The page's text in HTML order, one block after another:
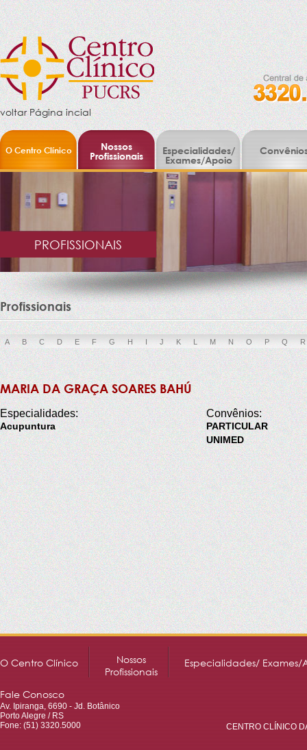
voltar Página incial
O Centro Clínico
Nossos
Profissionais
Especialidades/
Exames/Apoio
PROFISSIONAIS
Profissionais
A B C D E F G H I J K L M N O P Q R
MARIA DA GRAÇA SOARES BAHÚ
Especialidades:
Acupuntura
Convênios:
PARTICULAR
UNIMED
O Centro Clínico
Nossos
Profissionais
Especialidades/ Exames/
Fale Conosco
Av. Ipiranga, 6690 - Jd. Botânico
Porto Alegre / RS
Fone: (51) 3320.5000
CENTRO CLÍNICO